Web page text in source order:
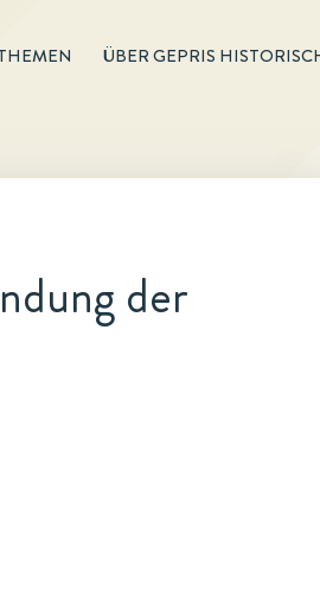
ÜBER GEPRIS
der